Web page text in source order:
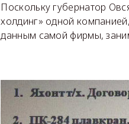
Поскольку губернатор
холдинг» одной
данным самой фирмы,